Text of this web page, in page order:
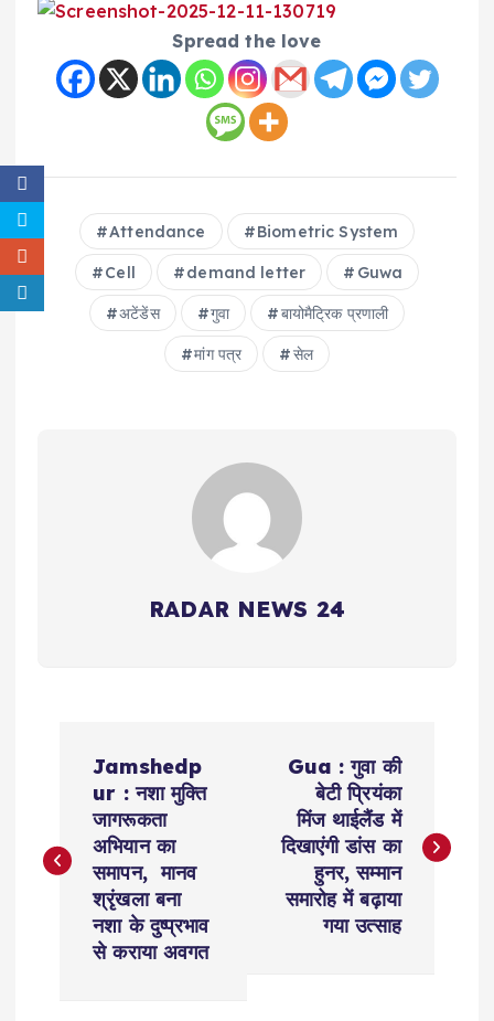
Spread the love
Attendance Biometric System
Cell demand letter Guwa
अटेंडेंस गुवा बायोमैट्रिक प्रणाली
मांग पत्र सेल
RADAR NEWS 24
s
Jamshedp
ur : नशा मुक्ति
जागरूकता
अभियान का
समापन, मानव
श्रृंखला बना
नशा के दुष्प्रभाव
से कराया अवगत
Gua : गुवा की
बेटी प्रियंका
मिंज थाईलैंड में
दिखाएंगी डांस का
हुनर, सम्मान
समारोह में बढ़ाया
गया उत्साह